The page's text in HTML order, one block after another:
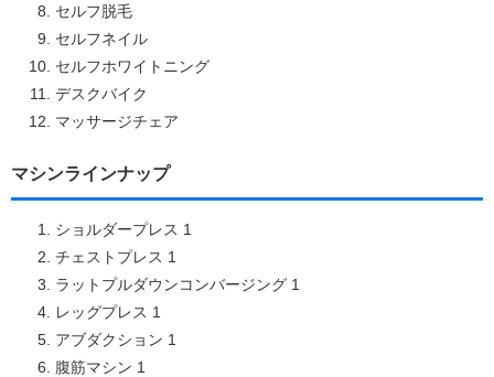
セルフ脱毛
セルフネイル
セルフホワイトニング
デスクバイク
マッサージチェア
マシンラインナップ
ショルダープレス 1
チェストプレス 1
ラットプルダウンコンバージング 1
レッグプレス 1
アブダクション 1
腹筋マシン 1